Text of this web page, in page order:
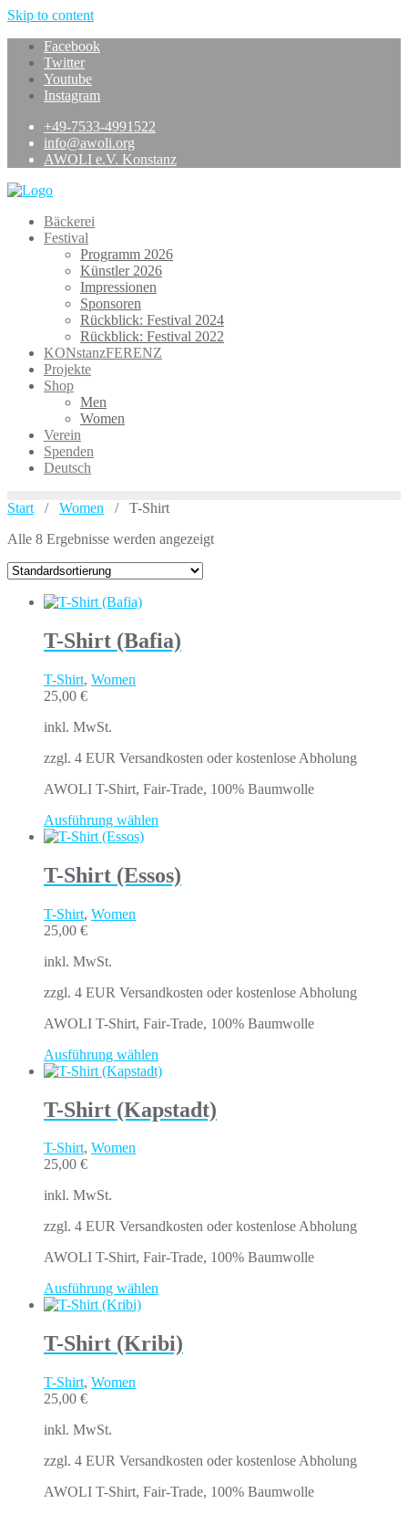
Skip to content
Facebook
Twitter
Youtube
Instagram
+49-7533-4991522
info@awoli.org
AWOLI e.V. Konstanz
Bäckerei
Festival
Programm 2026
Künstler 2026
Impressionen
Sponsoren
Rückblick: Festival 2024
Rückblick: Festival 2022
KONstanzFERENZ
Projekte
Shop
Men
Women
Verein
Spenden
Deutsch
Start / Women / T-Shirt
Alle 8 Ergebnisse werden angezeigt
T-Shirt (Bafia)
T-Shirt, Women
25,00 €
inkl. MwSt.
zzgl. 4 EUR Versandkosten oder kostenlose Abholung
AWOLI T-Shirt, Fair-Trade, 100% Baumwolle
Ausführung wählen
T-Shirt (Essos)
T-Shirt, Women
25,00 €
inkl. MwSt.
zzgl. 4 EUR Versandkosten oder kostenlose Abholung
AWOLI T-Shirt, Fair-Trade, 100% Baumwolle
Ausführung wählen
T-Shirt (Kapstadt)
T-Shirt, Women
25,00 €
inkl. MwSt.
zzgl. 4 EUR Versandkosten oder kostenlose Abholung
AWOLI T-Shirt, Fair-Trade, 100% Baumwolle
Ausführung wählen
T-Shirt (Kribi)
T-Shirt, Women
25,00 €
inkl. MwSt.
zzgl. 4 EUR Versandkosten oder kostenlose Abholung
AWOLI T-Shirt, Fair-Trade, 100% Baumwolle